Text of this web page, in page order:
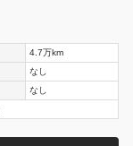
4.7万km
なし
なし